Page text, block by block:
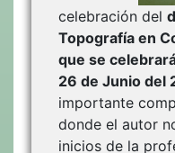
celebración del
Topografía en
que se
26 de Junio del
importante
donde el autor
inicios de la